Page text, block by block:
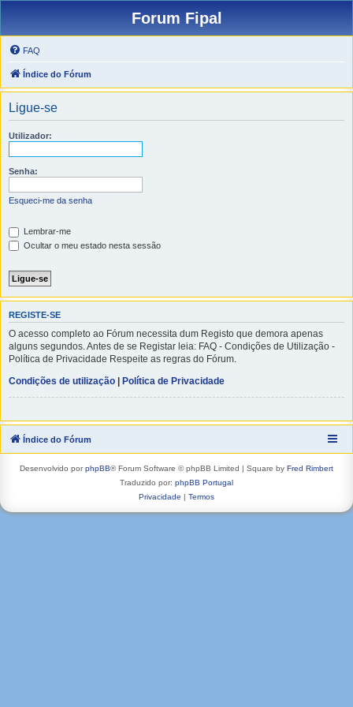
Forum Fipal
FAQ
Índice do Fórum
Ligue-se
Utilizador:
Senha:
Esqueci-me da senha
Lembrar-me
Ocultar o meu estado nesta sessão
REGISTE-SE
O acesso completo ao Fórum necessita dum Registo que demora apenas
alguns segundos. Antes de se Registar leia: FAQ - Condições de Utilização -
Política de Privacidade Respeite as regras do Fórum.
Condições de utilização | Política de Privacidade
Índice do Fórum
Desenvolvido porphpBB® Forum Software © phpBB Limited | Square by Fred Rimbert
Traduzido por: phpBB Portugal
Privacidade | Termos